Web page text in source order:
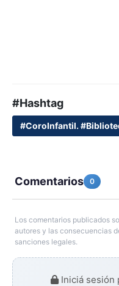
#Hashtag
#CoroInfantil.
Comentarios 0
Los comentarios publicados
autores y las consecuencias
sanciones legales.
Iniciá sesión